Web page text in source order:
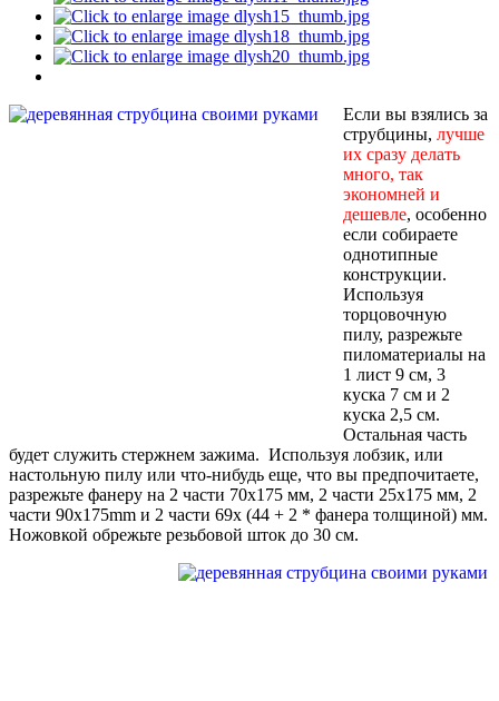
Если вы взялись за
струбцины, лучше
их сразу делать
много, так
экономней и
дешевле, особенно
если собираете
однотипные
конструкции.
Используя
торцовочную
пилу, разрежьте
пиломатериалы на
1 лист 9 см, 3
куска 7 см и 2
куска 2,5 см.
Остальная часть
будет служить стержнем зажима. Используя лобзик, или
настольную пилу или что-нибудь еще, что вы предпочитаете,
разрежьте фанеру на 2 части 70x175 мм, 2 части 25x175 мм, 2
части 90x175mm и 2 части 69x (44 + 2 * фанера толщиной) мм.
Ножовкой обрежьте резьбовой шток до 30 см.